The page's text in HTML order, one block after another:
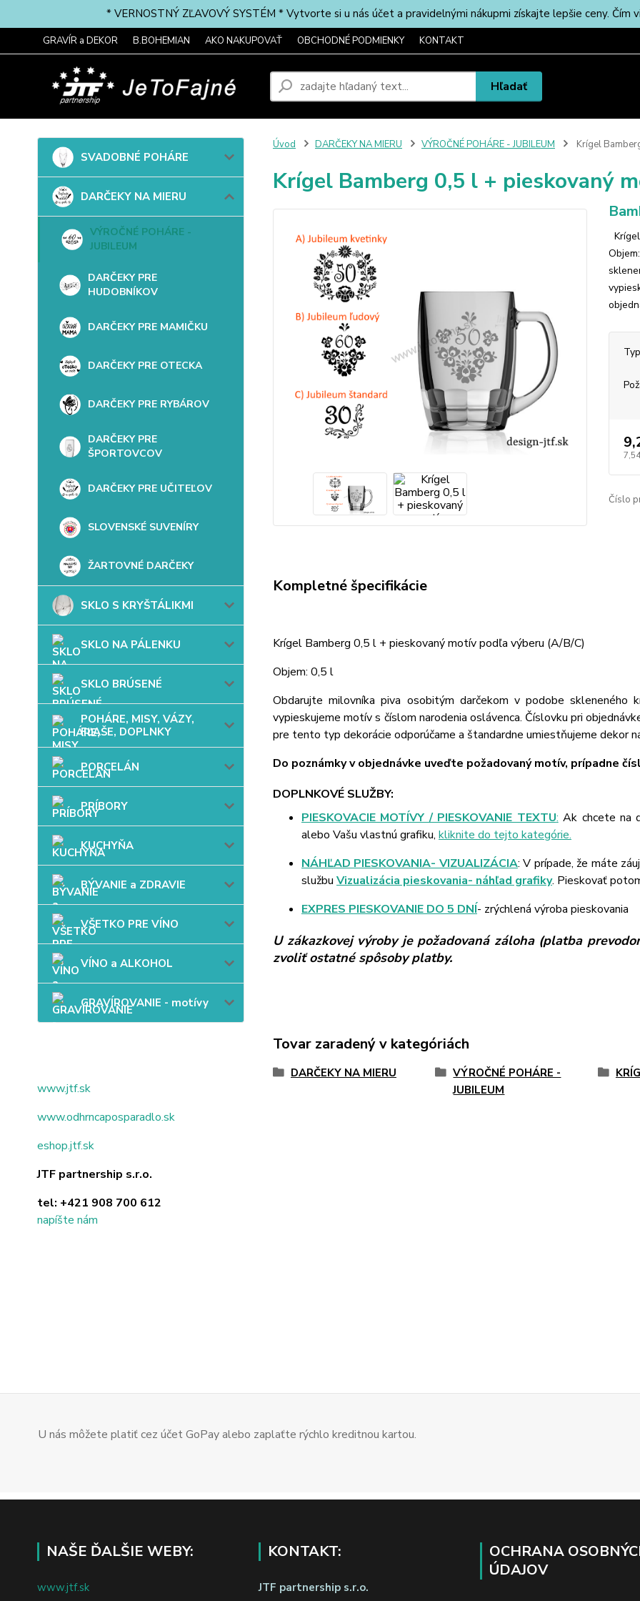
* VERNOSTNÝ ZĽAVOVÝ SYSTÉM * Vytvorte si u nás účet a pravidelnými nákupmi získajte lepšie ceny. Čím
GRAVÍR a DEKOR B.BOHEMIAN AKO NAKUPOVAŤ OBCHODNÉ PODMIENKY KONTAKT
Hľadať
SVADOBNÉ POHÁRE
DARČEKY NA MIERU
VÝROČNÉ POHÁRE -
JUBILEUM
DARČEKY PRE
HUDOBNÍKOV
DARČEKY PRE MAMIČKU
DARČEKY PRE OTECKA
DARČEKY PRE RYBÁROV
DARČEKY PRE
ŠPORTOVCOV
DARČEKY PRE UČITEĽOV
SLOVENSKÉ SUVENÍRY
ŽARTOVNÉ DARČEKY
SKLO S KRYŠTÁLIKMI
SKLO NA PÁLENKU
SKLO BRÚSENÉ
POHÁRE, MISY, VÁZY,
FĽAŠE, DOPLNKY
PORCELÁN
PRÍBORY
KUCHYŇA
BÝVANIE a ZDRAVIE
VŠETKO PRE VÍNO
VÍNO a ALKOHOL
GRAVÍROVANIE - motívy
www.jtf.sk
www.odhrncaposparadlo.sk
eshop.jtf.sk
JTF partnership s.r.o.
tel: +421 908 700 612
napíšte nám
Úvod DARČEKY NA MIERU VÝROČNÉ POHÁRE - JUBILEUM Krígel
Krígel Bamberg 0,5 l + pieskovaný
Číslo
Kompletné špecifikácie
Krígel Bamberg 0,5 l + pieskovaný motív podľa výberu (A/B/C)
Objem: 0,5 l
Obdarujte milovníka piva osobitým darčekom v podobe
vypieskujeme motív s číslom narodenia oslávenca. Číslovku pri
pre tento typ dekorácie odporúčame a štandardne umiestňujeme dekor
Do poznámky v objednávke uveďte požadovaný motív, prípadne
DOPLNKOVÉ SLUŽBY:
PIESKOVACIE MOTÍVY / PIESKOVANIE TEXTU: Ak chcete na
alebo Vašu vlastnú grafiku, kliknite do tejto kategórie.
NÁHĽAD PIESKOVANIA- VIZUALIZÁCIA: V prípade, že máte
službu Vizualizácia pieskovania- náhľad grafiky. Pieskovať
EXPRES PIESKOVANIE DO 5 DNÍ- zrýchlená výroba pieskovania
U zákazkovej výroby je požadovaná záloha (platba
zvoliť ostatné spôsoby platby.
Tovar zaradený v kategóriách
DARČEKY NA MIERU
VÝROČNÉ POHÁRE -
JUBILEUM
U nás môžete platiť cez účet GoPay alebo zaplaťte rýchlo kreditnou kartou.
NAŠE ĎALŠIE WEBY:
www.jtf.sk
KONTAKT:
JTF partnership s.r.o.
OCHRANA
ÚDAJOV